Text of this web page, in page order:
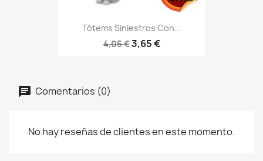
Tótems Siniestros Con...
4,05 €3,65 €
Comentarios (0)
No hay reseñas de clientes en este momento.